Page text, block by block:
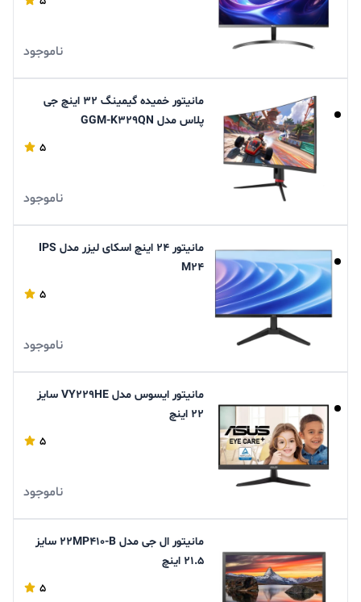
ناموجود
مانیتور خمیده گیمینگ 32 اینچ جی
پلاس مدل GGM-K329QN
5
ناموجود
مانیتور 24 اینچ اسکای لیزر مدل IPS
M24
5
ناموجود
مانیتور ایسوس مدل VY229HE سایز
22 اینچ
5
ناموجود
مانیتور ال جی مدل 22MP410-B سایز
21.5 اینچ
5